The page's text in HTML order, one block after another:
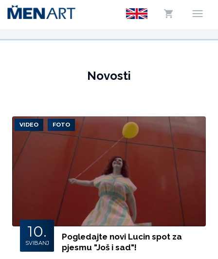
Novosti
VIDEO FOTO
10.
SVIBANJ
Pogledajte novi Lucin spot za
pjesmu "Još i sad"!